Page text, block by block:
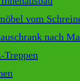
Zuhause passen
deinem Warenkorb
vom
nach
Treppen
Kanister
– 5 L. Kanister
Kanister